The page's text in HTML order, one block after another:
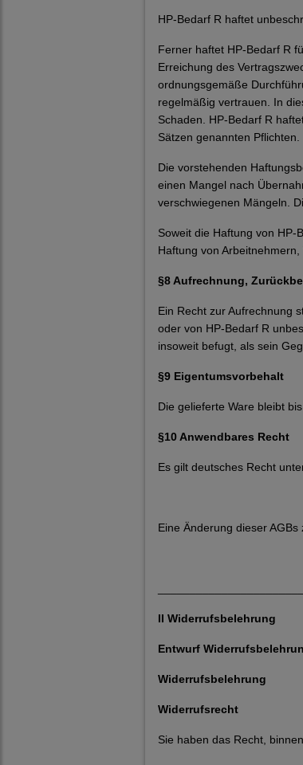
HP-Bedarf R haftet
Ferner haftet HP-Bedarf R
Erreichung des
ordnungsgemäße
regelmäßig vertrauen. In
Schaden. HP-Bedarf R
Sätzen genannten Pflichten.
Die vorstehenden
einen Mangel nach
verschwiegenen Mängeln.
Soweit die Haftung von
Haftung von
§8 Aufrechnung,
Ein Recht zur Aufrechnung
oder von HP-Bedarf R
insoweit befugt, als sein
§9 Eigentumsvorbehalt
Die gelieferte Ware bleibt
§10 Anwendbares Recht
Es gilt deutsches Recht
Eine Änderung dieser
II Widerrufsbelehrung
Entwurf
Widerrufsbelehrung
Widerrufsrecht
Sie haben das Recht,